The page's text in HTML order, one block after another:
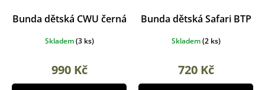
Bunda dětská CWU černá
Skladem(3 ks)
990 Kč
Bunda dětská Safari BTP
Skladem(2 ks)
720 Kč